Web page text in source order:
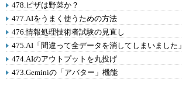
478.ピザは野菜か？
477.AIをうまく使うための方法
476.情報処理技術者試験の見直し
475.AI「間違って全データを消してしまいました」
474.AIのアウトプットを丸投げ
473.Geminiの「アバター」機能